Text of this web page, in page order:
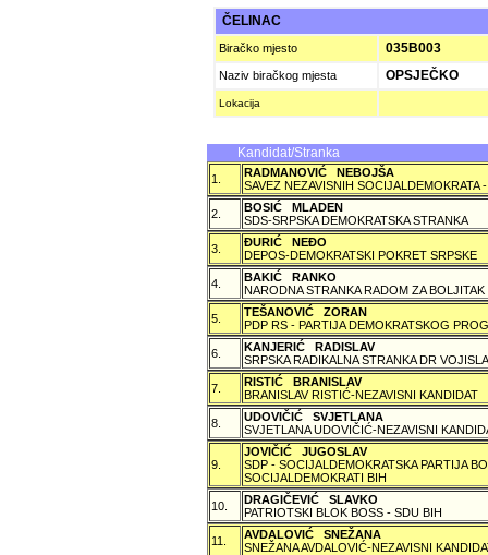
ČELINAC
Biračko mjesto 035B003
Naziv biračkog mjesta OPSJEČKO
Lokacija
Kandidat/Stranka
1.
RADMANOVIĆ NEBOJŠA
SAVEZ NEZAVISNIH SOCIJALDEMOKRATA
2.
BOSIĆ MLADEN
SDS-SRPSKA DEMOKRATSKA STRANKA
3.
ÐURIĆ NEÐO
DEPOS-DEMOKRATSKI POKRET SRPSKE
4.
BAKIĆ RANKO
NARODNA STRANKA RADOM ZA BOLJITAK
5.
TEŠANOVIĆ ZORAN
PDP RS - PARTIJA DEMOKRATSKOG
6.
KANJERIĆ RADISLAV
SRPSKA RADIKALNA STRANKA DR
7.
RISTIĆ BRANISLAV
BRANISLAV RISTIĆ-NEZAVISNI KANDIDAT
8.
UDOVIČIĆ SVJETLANA
SVJETLANA UDOVIČIĆ-NEZAVISNI
9.
JOVIČIĆ JUGOSLAV
SDP - SOCIJALDEMOKRATSKA PARTIJA
SOCIJALDEMOKRATI BIH
10.
DRAGIČEVIĆ SLAVKO
PATRIOTSKI BLOK BOSS - SDU BIH
11.
AVDALOVIĆ SNEŽANA
SNEŽANA AVDALOVIĆ-NEZAVISNI